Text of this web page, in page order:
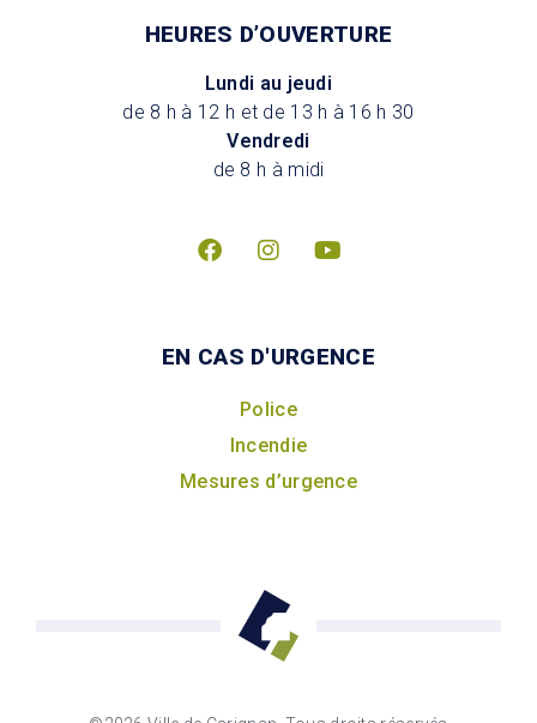
HEURES D’OUVERTURE
Lundi au jeudi
de 8 h à 12 h et de 13 h à 16 h 30
Vendredi
de 8 h à midi
EN CAS D'URGENCE
Police
Incendie
Mesures d’urgence